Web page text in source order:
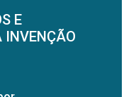
E
INVENÇÃO